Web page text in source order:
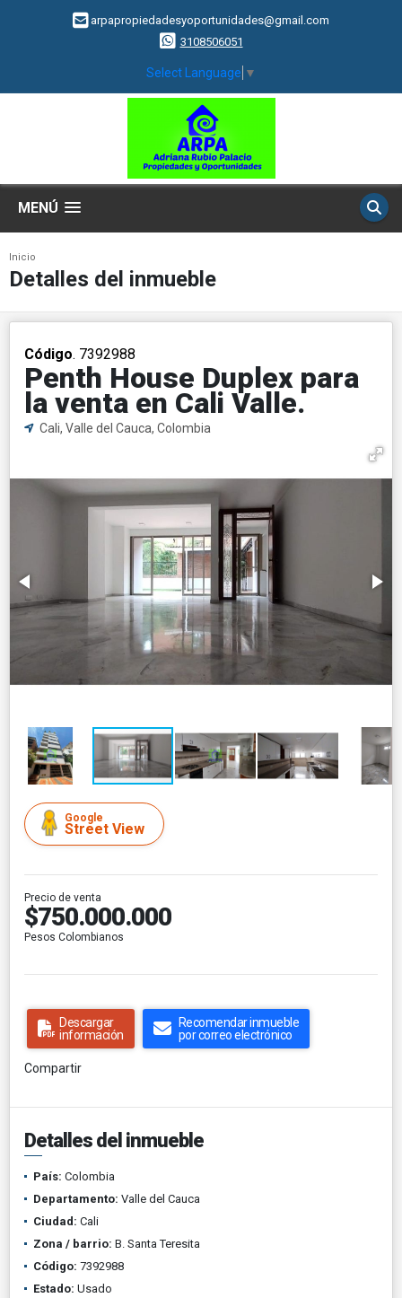
arpapropiedadesyoportunidades@gmail.com
3108506051
Select Language ▼
MENÚ
Inicio
Detalles del inmueble
Código. 7392988
Penth House Duplex para
la venta en Cali Valle.
Cali, Valle del Cauca, Colombia
Google
Street View
Precio de venta
$750.000.000
Pesos Colombianos
Descargar
información
Recomendar inmueble
por correo electrónico
Compartir
Detalles del inmueble
País: Colombia
Departamento: Valle del Cauca
Ciudad: Cali
Zona / barrio: B. Santa Teresita
Código: 7392988
Estado: Usado